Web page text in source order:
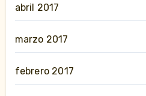
abril 2017
marzo 2017
febrero 2017